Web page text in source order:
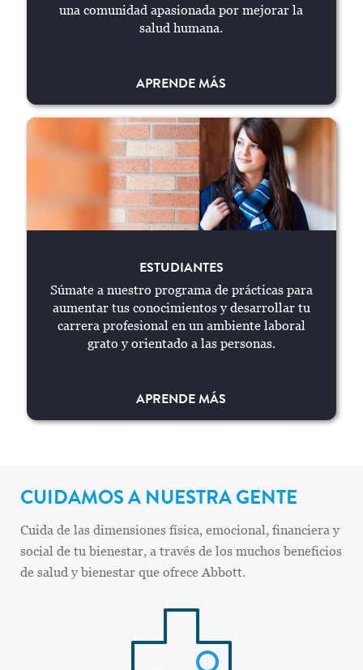
una comunidad apasionada por mejorar la
salud humana.
APRENDE MÁS
ESTUDIANTES
ESTUDIANTES
Súmate a nuestro programa de prácticas para
aumentar tus conocimientos y desarrollar tu
carrera profesional en un ambiente laboral
grato y orientado a las personas.
APRENDE MÁS
CUIDAMOS A NUESTRA GENTE
Cuida de las dimensiones física, emocional, financiera y
social de tu bienestar, a través de los muchos beneficios
de salud y bienestar que ofrece Abbott.